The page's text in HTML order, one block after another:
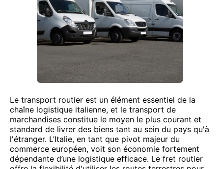
Le transport routier est un élément essentiel de la
chaîne logistique italienne, et le transport de
marchandises constitue le moyen le plus courant et
standard de livrer des biens tant au sein du pays qu'à
l'étranger. L’Italie, en tant que pivot majeur du
commerce européen, voit son économie fortement
dépendante d’une logistique efficace. Le fret routier